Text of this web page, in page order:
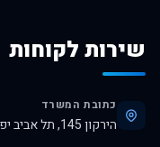
שירות לקוחות
כתובת המשרד
הירקון 145, תל אביב יפו, ישראל, 6345313